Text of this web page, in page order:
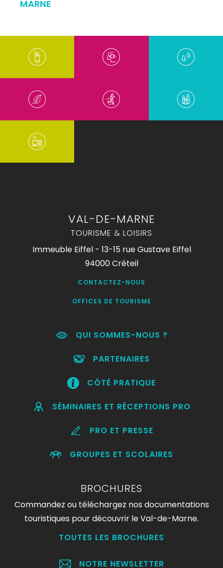
MARNE
VAL-DE-MARNE
TOURISME & LOISIRS
Immeuble Eiffel - 13-15 rue Gustave Eiffel
94000 Créteil
CONTACTEZ-NOUS
OFFICES DE TOURISME
QUI SOMMES-NOUS ?
PARTENAIRES
CÔTÉ PRATIQUE
SÉMINAIRES ET RÉCEPTIONS PRO
PRO ET PRESSE
GROUPES ET SCOLAIRES
BROCHURES
Commandez ou téléchargez nos documentations
touristiques pour découvrir le Val-de-Marne.
TOUTES LES BROCHURES
NOTRE NEWSLETTER